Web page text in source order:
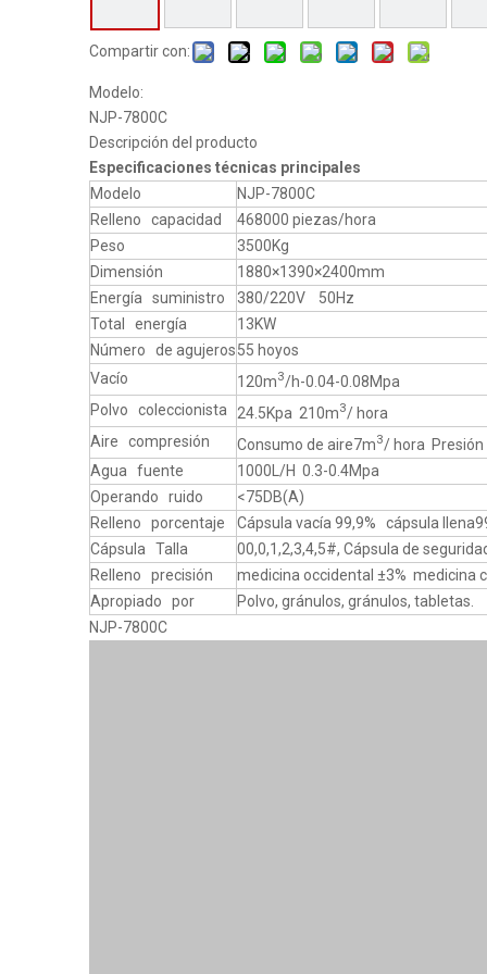
Compartir con:
Modelo:
NJP-7800C
Descripción del producto
Especificaciones técnicas principales
Modelo
NJP-7800C
Relleno capacidad
468000 piezas/hora
Peso
3500Kg
Dimensión
1880×1390×2400mm
Energía suministro
380/220V 50Hz
Total energía
13KW
Número de agujeros55 hoyos
Vacío
120m3/h-0.04-0.08Mpa
Polvo coleccionista
24.5Kpa 210m3/ hora
Aire compresión
Consumo de aire7m3/ hora Presión
Agua fuente
1000L/H 0.3-0.4Mpa
Operando ruido
<75DB(A)
Relleno porcentaje
Cápsula vacía 99,9% cápsula
Cápsula Talla
00,0,1,2,3,4,5#, Cápsula de
Relleno precisión
medicina occidental ±3% medicina
Apropiado por
Polvo, gránulos, gránulos, tabletas.
NJP-7800C